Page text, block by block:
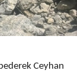
Ceyhan